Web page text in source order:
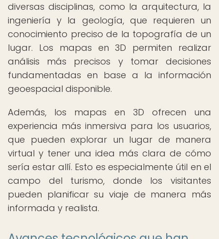
diversas disciplinas, como la arquitectura, la
ingeniería y la geología, que requieren un
conocimiento preciso de la topografía de un
lugar. Los mapas en 3D permiten realizar
análisis más precisos y tomar decisiones
fundamentadas en base a la información
geoespacial disponible.
Además, los mapas en 3D ofrecen una
experiencia más inmersiva para los usuarios,
que pueden explorar un lugar de manera
virtual y tener una idea más clara de cómo
sería estar allí. Esto es especialmente útil en el
campo del turismo, donde los visitantes
pueden planificar su viaje de manera más
informada y realista.